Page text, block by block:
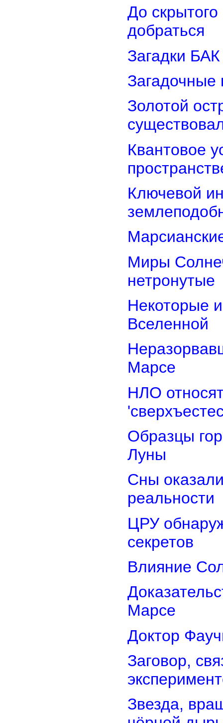
До
добраться
Загадки
Загадочные
Золотой
Квантовое
Ключевой
Миры
нетронутые
Некоторые
Вселенной
Марсе
НЛО
Образцы
Луны
Сны
реальности
ЦРУ
секретов
Влияние
Марсе
Доктор
Заговор,
Звезда,